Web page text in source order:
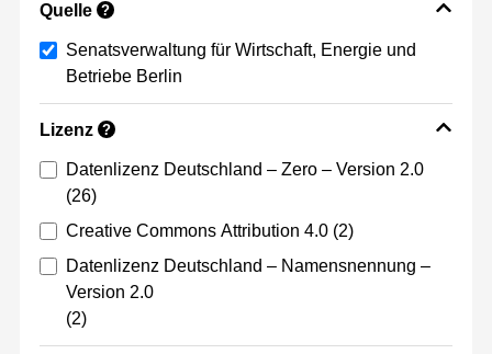
Quelle ?
Senatsverwaltung für Wirtschaft, Energie und
Betriebe Berlin
Lizenz ?
Datenlizenz Deutschland – Zero – Version 2.0
(26)
Creative Commons Attribution 4.0 (2)
Datenlizenz Deutschland – Namensnennung –
Version 2.0
(2)